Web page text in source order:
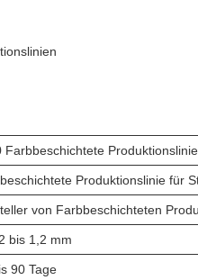
Farbbeschichtete Produktionslinie
Produktionslinie für
von Farbbeschichteten
bis 1,2 mm
90 Tage